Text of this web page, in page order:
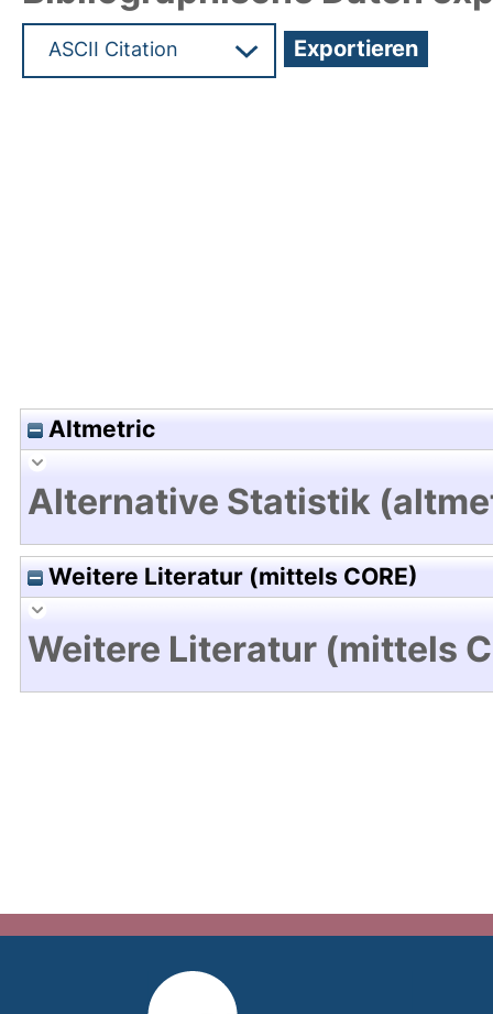
Altmetric
Alternative Statistik
Weitere Literatur (mittels CORE)
Weitere Literatur (mittels